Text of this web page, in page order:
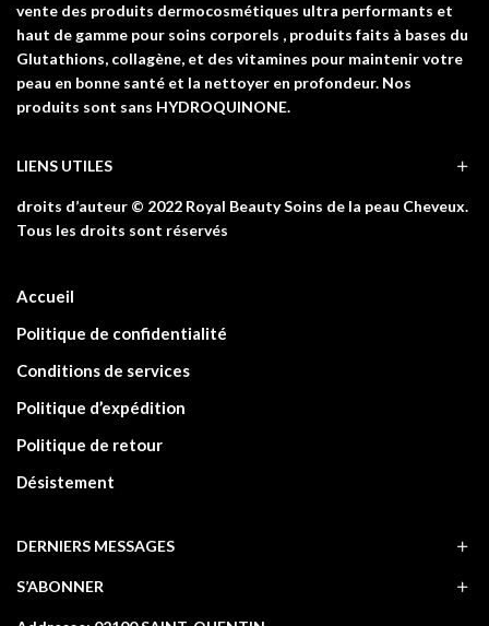
vente des produits dermocosmétiques ultra performants et
haut de gamme pour soins corporels , produits faits à bases du
Glutathions, collagène, et des vitamines pour maintenir votre
peau en bonne santé et la nettoyer en profondeur. Nos
produits sont sans HYDROQUINONE.
LIENS UTILES
droits d’auteur © 2022 Royal Beauty Soins de la peau Cheveux.
Tous les droits sont réservés
Accueil
Politique de confidentialité
Conditions de services
Politique d’expédition
Politique de retour
Désistement
DERNIERS MESSAGES
S’ABONNER